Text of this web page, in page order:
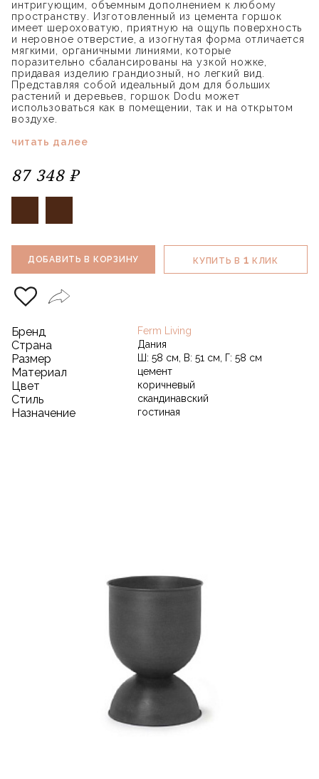
интригующим, объемным дополнением к любому
пространству. Изготовленный из цемента горшок
имеет шероховатую, приятную на ощупь поверхность
и неровное отверстие, а изогнутая форма отличается
мягкими, органичными линиями, которые
поразительно сбалансированы на узкой ножке,
придавая изделию грандиозный, но легкий вид.
Представляя собой идеальный дом для больших
растений и деревьев, горшок Dodu может
использоваться как в помещении, так и на открытом
воздухе.
читать далее
87 348 ₽
ДОБАВИТЬ В КОРЗИНУ КУПИТЬ В 1 КЛИК
Бренд Ferm Living
Страна Дания
Размер Ш: 58 см, В: 51 см, Г: 58 см
Материал цемент
Цвет коричневый
Стиль скандинавский
Назначение гостиная